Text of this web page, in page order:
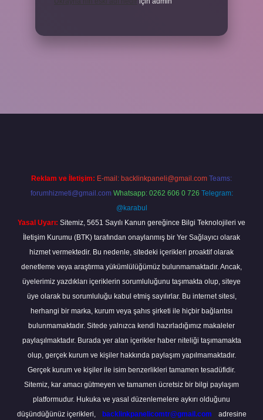
Reklam ve İletişim: E-mail: backlinkpaneli@gmail.com Teams:
forumhizmeti@gmail.com Whatsapp: 0262 606 0 726 Telegram:
@karabul
Yasal Uyarı: Sitemiz, 5651 Sayılı Kanun gereğince Bilgi Teknolojileri ve
İletişim Kurumu (BTK) tarafından onaylanmış bir Yer Sağlayıcı olarak
hizmet vermektedir. Bu nedenle, sitedeki içerikleri proaktif olarak
denetleme veya araştırma yükümlülüğümüz bulunmamaktadır. Ancak,
üyelerimiz yazdıkları içeriklerin sorumluluğunu taşımakta olup, siteye
üye olarak bu sorumluluğu kabul etmiş sayılırlar. Bu internet sitesi,
herhangi bir marka, kurum veya şahıs şirketi ile hiçbir bağlantısı
bulunmamaktadır. Sitede yalnızca kendi hazırladığımız makaleler
paylaşılmaktadır. Burada yer alan içerikler haber niteliği taşımamakta
olup, gerçek kurum ve kişiler hakkında paylaşım yapılmamaktadır.
Gerçek kurum ve kişiler ile isim benzerlikleri tamamen tesadüfidir.
Sitemiz, kar amacı gütmeyen ve tamamen ücretsiz bir bilgi paylaşım
platformudur. Hukuka ve yasal düzenlemelere aykırı olduğunu
düşündüğünüz içerikleri,
backlinkpanelicomtr@gmail.com adresine